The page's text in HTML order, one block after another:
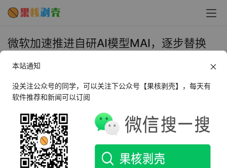
微软加速推进自研AI模型MAI，逐步替换
壳
2026年7月8日 上午10:12
AI摘要
此内容由AI根据文章内容自动生成，并已由人工审核
本站通知
没关注公众号的同学，可以关注下公众号【果核剥壳】，每天有
软件推荐和新闻可以订阅